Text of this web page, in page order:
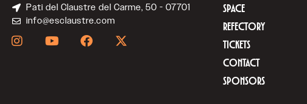
Pati del Claustre del Carme, 50 - 07701
info@esclaustre.com
SPACE
REFECTORY
TICKETS
CONTACT
SPONSORS